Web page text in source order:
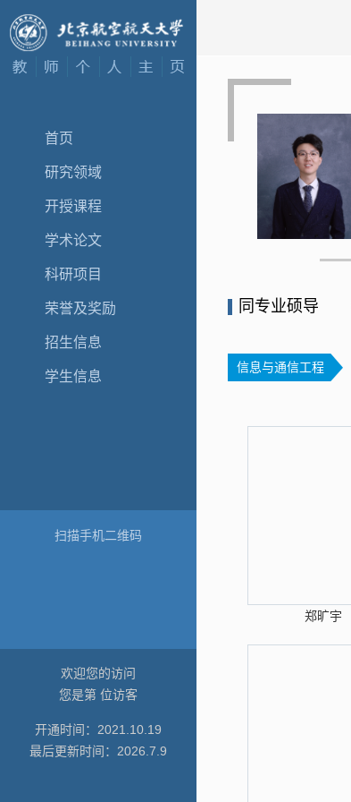
首页
研究领域
开授课程
学术论文
科研项目
荣誉及奖励
招生信息
学生信息
扫描手机二维码
欢迎您的访问
您是第 位访客
开通时间： 2021 10 19
最后更新时间： 2026 7 9
同专业硕导
信息与通信工程
郑旷宇